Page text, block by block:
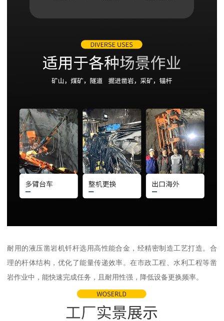
耐用的液压凿岩机钎杆选用高性能合金，经精密制造工艺打造。合
理的杆体结构，优化了能量传递效率。在市政工程、水利工程等凿
岩作业中，能快速完成任务，且耐用性强，降低设备更换频率。​